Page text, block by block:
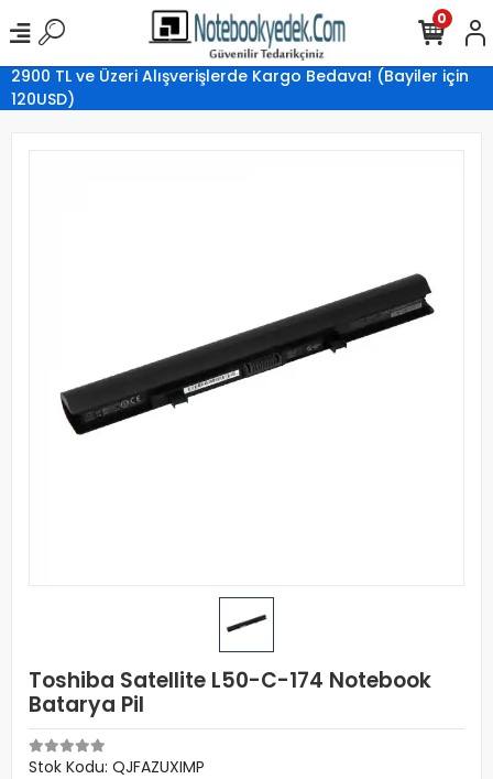
2900 TL ve Üzeri Alışverişlerde Kargo Bedava! (Bayiler için
120USD)
0
Toshiba Satellite L50-C-174 Notebook
Batarya Pil
Stok Kodu: QJFAZUXIMP